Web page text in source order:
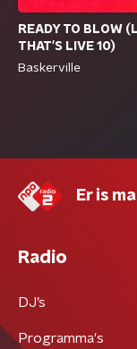
READY TO BLOW
THAT'S LIVE 10)
Baskerville
Er is
Radio
DJ’s
Programma's